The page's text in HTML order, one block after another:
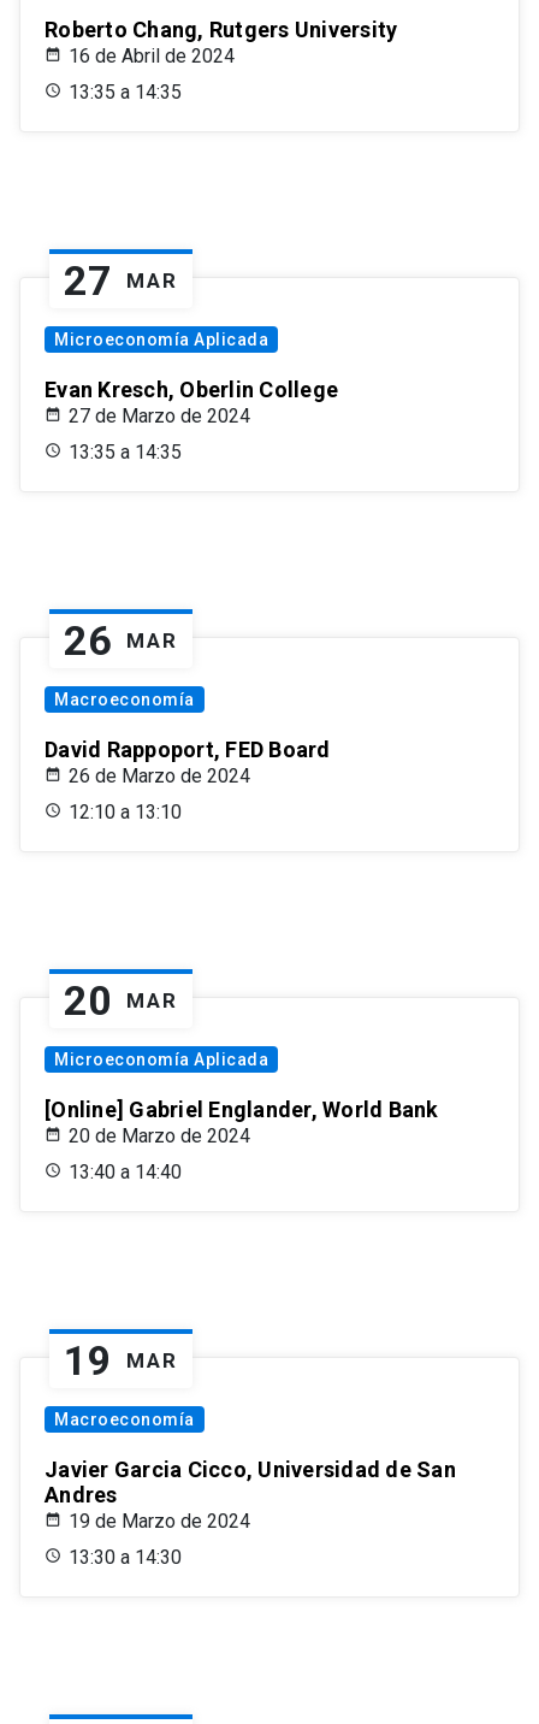
Roberto Chang, Rutgers University
16 de Abril de 2024
13:35 a 14:35
27 MAR
Microeconomía Aplicada
Evan Kresch, Oberlin College
27 de Marzo de 2024
13:35 a 14:35
26 MAR
Macroeconomía
David Rappoport, FED Board
26 de Marzo de 2024
12:10 a 13:10
20 MAR
Microeconomía Aplicada
[Online] Gabriel Englander, World Bank
20 de Marzo de 2024
13:40 a 14:40
19 MAR
Macroeconomía
Javier Garcia Cicco, Universidad de San
Andres
19 de Marzo de 2024
13:30 a 14:30